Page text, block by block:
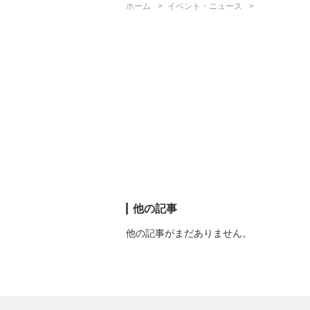
ホーム イベント・ニュース
他の記事
他の記事がまだありません。